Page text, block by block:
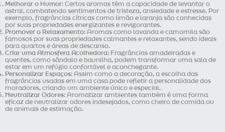
Melhorar o Humor: Certos aromas têm a capacidade de levantar o
astral, combatendo sentimentos de tristeza, ansiedade e estresse. Por
exemplo, fragrâncias cítricas como limão e laranja são conhecidas
por suas propriedades energizantes e revigorantes.
Promover o Relaxamento: Aromas como lavanda e camomila são
famosos por suas propriedades calmantes e relaxantes, sendo ideais
para quartos e áreas de descanso.
Criar uma Atmosfera Acolhedora: Fragrâncias amadeiradas e
quentes, como sândalo e baunilha, podem transformar uma sala de
estar em um refúgio confortável e aconchegante.
Personalizar Espaços: Assim como a decoração, a escolha das
fragrâncias usadas em uma casa pode refletir a personalidade dos
moradores, criando um ambiente único e especial.
Neutralizar Odores: Aromatizar ambientes também é uma forma
eficaz de neutralizar odores indesejados, como cheiro de comida ou
de animais de estimação.